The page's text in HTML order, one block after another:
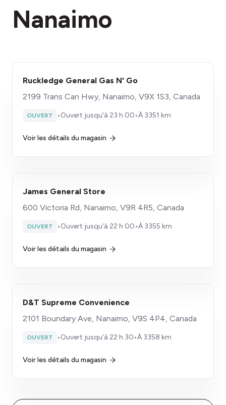
Nanaimo
Ruckledge General Gas N' Go
2199 Trans Can Hwy, Nanaimo, V9X 1S3, Canada
OUVERT •Ouvert jusqu'à 23 h 00•À 3351 km
Voir les détails du magasin
James General Store
600 Victoria Rd, Nanaimo, V9R 4R5, Canada
OUVERT •Ouvert jusqu'à 22 h 00•À 3355 km
Voir les détails du magasin
D&T Supreme Convenience
2101 Boundary Ave, Nanaimo, V9S 4P4, Canada
OUVERT •Ouvert jusqu'à 22 h 30•À 3358 km
Voir les détails du magasin